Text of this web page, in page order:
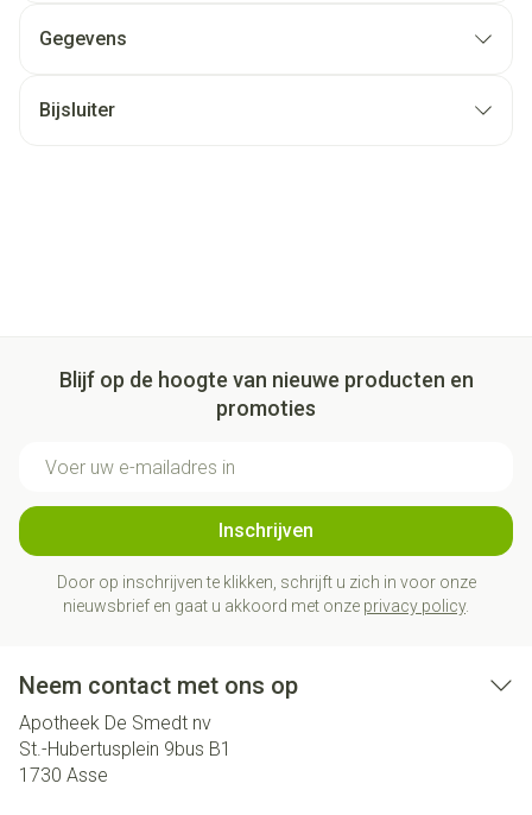
Gegevens
Bijsluiter
Blijf op de hoogte van nieuwe producten en
promoties
Inschrijven
Door op inschrijven te klikken, schrijft u zich in voor onze
nieuwsbrief en gaat u akkoord met onze privacy policy.
Neem contact met ons op
Apotheek De Smedt nv
St.-Hubertusplein 9bus B1
1730 Asse